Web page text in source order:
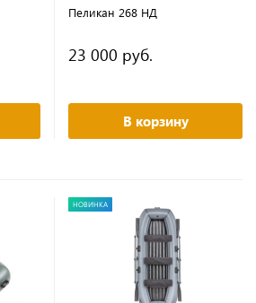
Пеликан 268 НД
23 000 руб.
В корзину
НОВИНКА